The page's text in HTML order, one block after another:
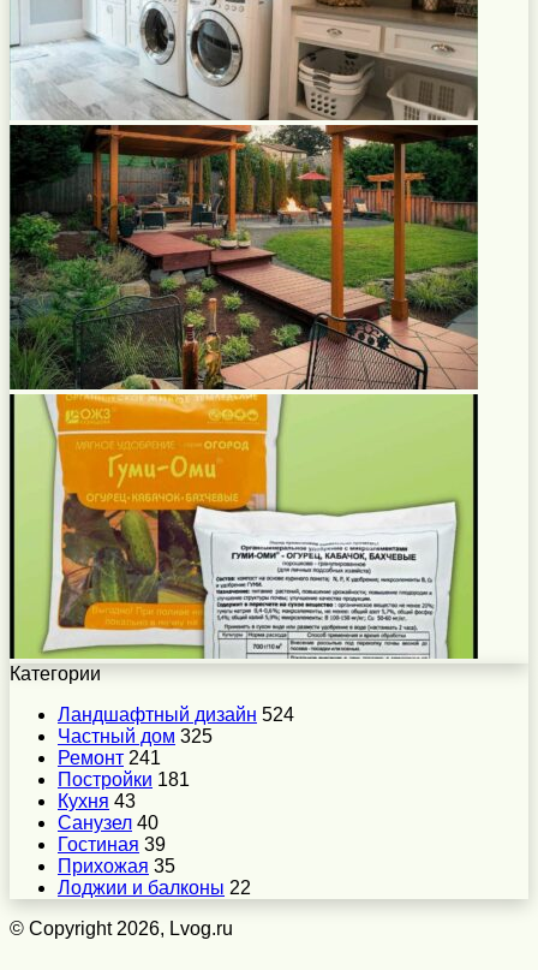
Категории
Ландшафтный дизайн 524
Частный дом 325
Ремонт 241
Постройки 181
Кухня 43
Санузел 40
Гостиная 39
Прихожая 35
Лоджии и балконы 22
© Copyright 2026, Lvog.ru